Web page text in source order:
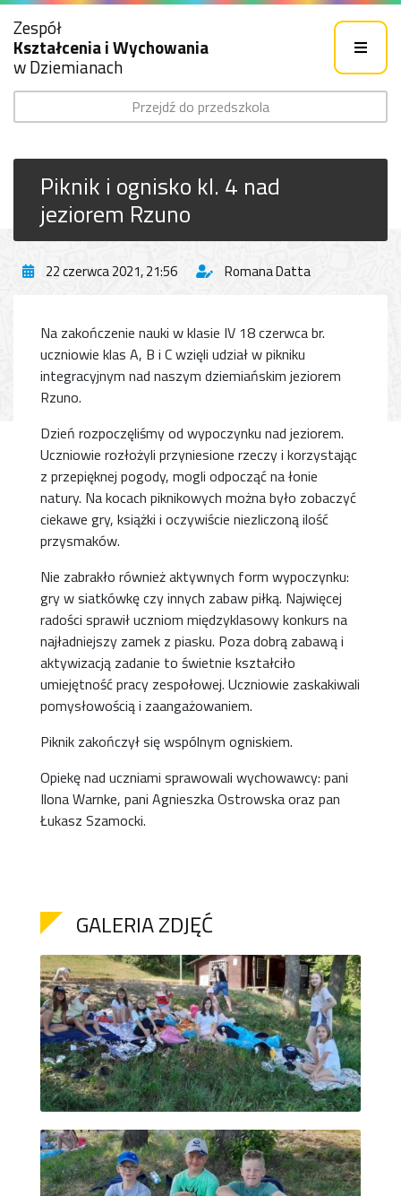
Zespół
Kształcenia i Wychowania
w Dziemianach
Przejdź do przedszkola
Piknik i ognisko kl. 4 nad
jeziorem Rzuno
22 czerwca 2021, 21:56 Romana Datta
Na zakończenie nauki w klasie IV 18 czerwca br.
uczniowie klas A, B i C wzięli udział w pikniku
integracyjnym nad naszym dziemiańskim jeziorem
Rzuno.
Dzień rozpoczęliśmy od wypoczynku nad jeziorem.
Uczniowie rozłożyli przyniesione rzeczy i korzystając
z przepięknej pogody, mogli odpocząć na łonie
natury. Na kocach piknikowych można było zobaczyć
ciekawe gry, książki i oczywiście niezliczoną ilość
przysmaków.
Nie zabrakło również aktywnych form wypoczynku:
gry w siatkówkę czy innych zabaw piłką. Najwięcej
radości sprawił uczniom międzyklasowy konkurs na
najładniejszy zamek z piasku. Poza dobrą zabawą i
aktywizacją zadanie to świetnie kształciło
umiejętność pracy zespołowej. Uczniowie zaskakiwali
pomysłowością i zaangażowaniem.
Piknik zakończył się wspólnym ogniskiem.
Opiekę nad uczniami sprawowali wychowawcy: pani
Ilona Warnke, pani Agnieszka Ostrowska oraz pan
Łukasz Szamocki.
GALERIA ZDJĘĆ